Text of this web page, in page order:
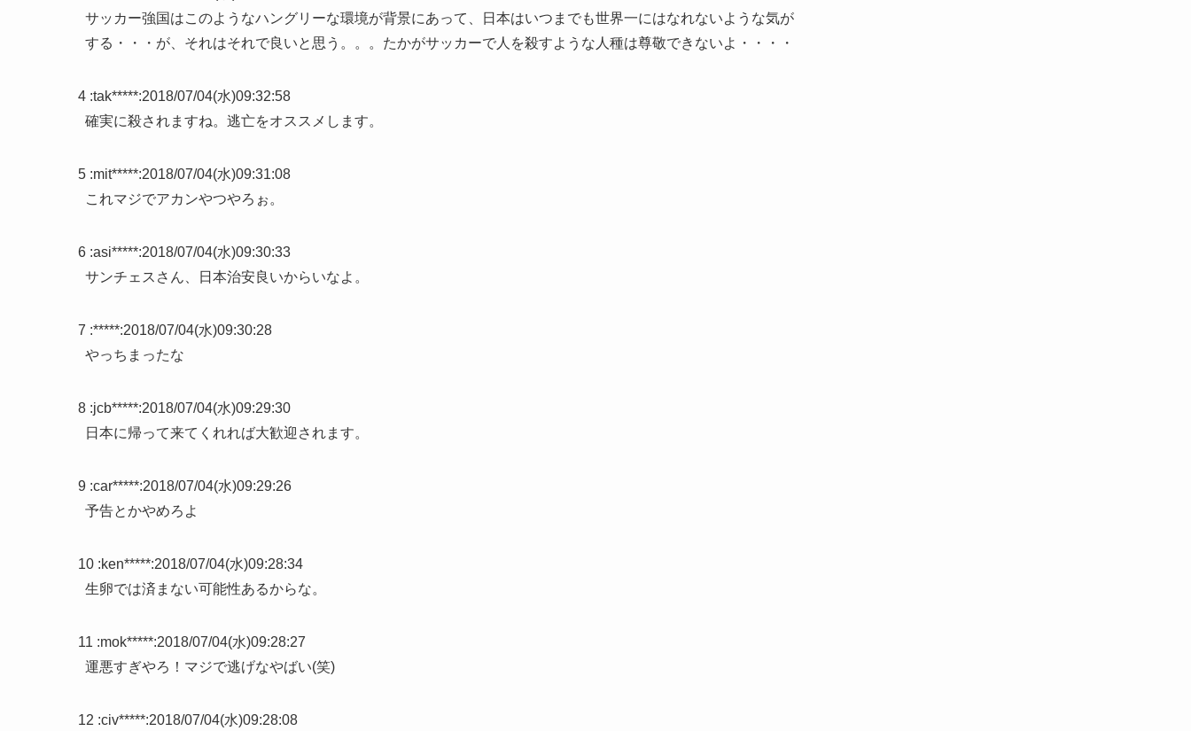
サッカー強国はこのようなハングリーな環境が背景にあって、日本はいつまでも世界一にはなれないような気が
する・・・が、それはそれで良いと思う。。。たかがサッカーで人を殺すような人種は尊敬できないよ・・・・
4 :tak*****:2018/07/04(水)09:32:58
確実に殺されますね。逃亡をオススメします。
5 :mit*****:2018/07/04(水)09:31:08
これマジでアカンやつやろぉ。
6 :asi*****:2018/07/04(水)09:30:33
サンチェスさん、日本治安良いからいなよ。
7 :*****:2018/07/04(水)09:30:28
やっちまったな
8 :jcb*****:2018/07/04(水)09:29:30
日本に帰って来てくれれば大歓迎されます。
9 :car*****:2018/07/04(水)09:29:26
予告とかやめろよ
10 :ken*****:2018/07/04(水)09:28:34
生卵では済まない可能性あるからな。
11 :mok*****:2018/07/04(水)09:28:27
運悪すぎやろ！マジで逃げなやばい(笑)
12 :civ*****:2018/07/04(水)09:28:08